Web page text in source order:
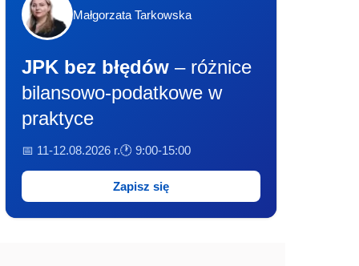
Małgorzata Tarkowska
JPK bez błędów – różnice
bilansowo-podatkowe w
praktyce
📅 11-12.08.2026 r.🕐 9:00-15:00
Zapisz się